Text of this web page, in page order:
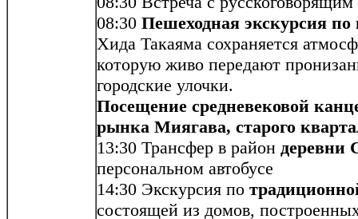
08:30 Пешеходная экскурсия
Хида Такаяма сохраняется
которую живо передают
городские улочки.
Посещение средневековой
рынка Миягава, старого
13:30 Трансфер в район
персональном автобусе
14:30 Экскурсия по
состоящей из домов,